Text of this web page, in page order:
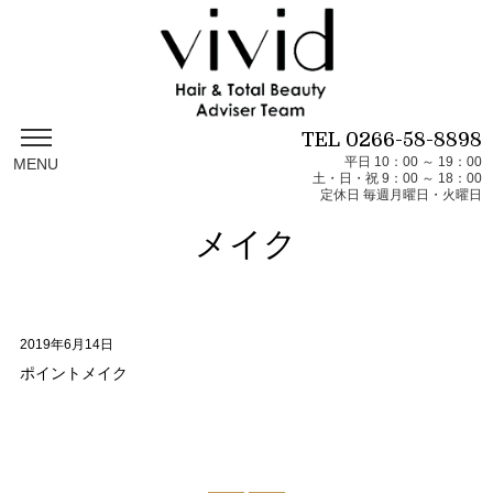
MENU
TEL 0266-58-8898
平日 10：00 ～ 19：00
土・日・祝 9：00 ～ 18：00
定休日 毎週月曜日・火曜日
メイク
2019年6月14日
ポイントメイク